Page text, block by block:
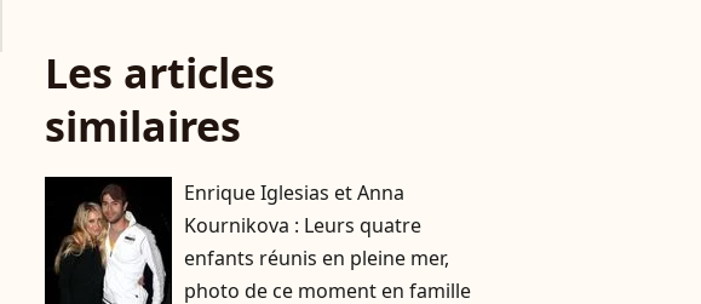
Les articles
similaires
Enrique Iglesias et Anna
Kournikova : Leurs quatre
enfants réunis en pleine mer,
photo de ce moment en famille